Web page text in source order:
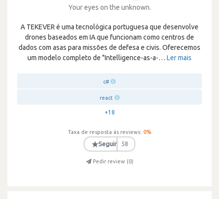
Your eyes on the unknown.
A TEKEVER é uma tecnológica portuguesa que desenvolve
drones baseados em IA que funcionam como centros de
dados com asas para missões de defesa e civis. Oferecemos
um modelo completo de "Intelligence-as-a-… Ler mais
c#
react
+18
Taxa de resposta às reviews: 0%
★Seguir 58
Pedir review (0)